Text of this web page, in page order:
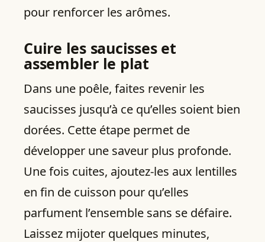
pour renforcer les arômes.
Cuire les saucisses et
assembler le plat
Dans une poêle, faites revenir les
saucisses jusqu’à ce qu’elles soient bien
dorées. Cette étape permet de
développer une saveur plus profonde.
Une fois cuites, ajoutez-les aux lentilles
en fin de cuisson pour qu’elles
parfument l’ensemble sans se défaire.
Laissez mijoter quelques minutes,